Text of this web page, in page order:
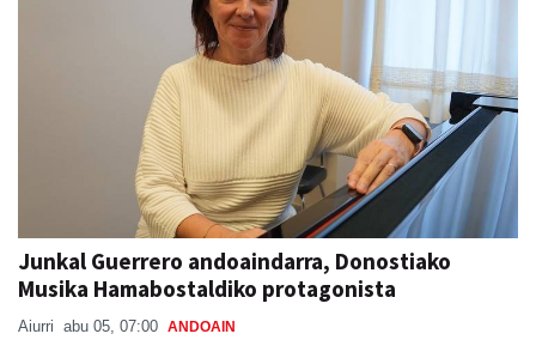
Junkal Guerrero andoaindarra, Donostiako
Musika Hamabostaldiko protagonista
Aiurri abu 05, 07:00 ANDOAIN